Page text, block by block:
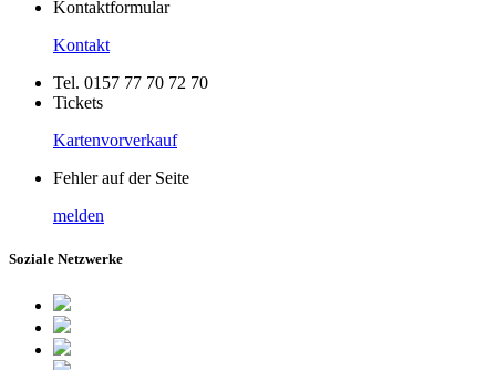
Kontaktformular
Kontakt
Tel. 0157 77 70 72 70
Tickets
Kartenvorverkauf
Fehler auf der Seite
melden
Soziale Netzwerke